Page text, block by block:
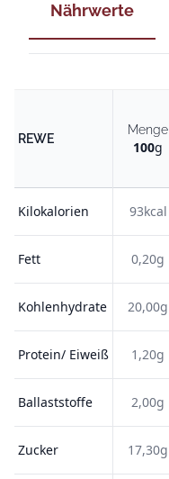
Nährwerte
REWE
Menge
100g
Kilokalorien 93kcal
Fett 0,20g
Kohlenhydrate 20,00g
Protein/ Eiweiß 1,20g
Ballaststoffe 2,00g
Zucker 17,30g